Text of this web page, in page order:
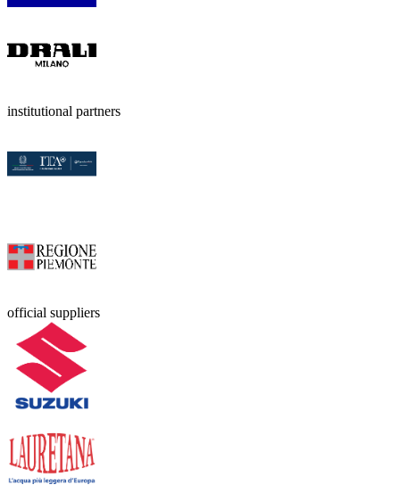
institutional partners
official suppliers